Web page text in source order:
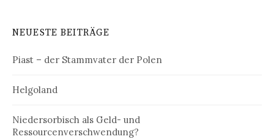
NEUESTE BEITRÄGE
Piast – der Stammvater der Polen
Helgoland
Niedersorbisch als Geld- und
Ressourcenverschwendung?